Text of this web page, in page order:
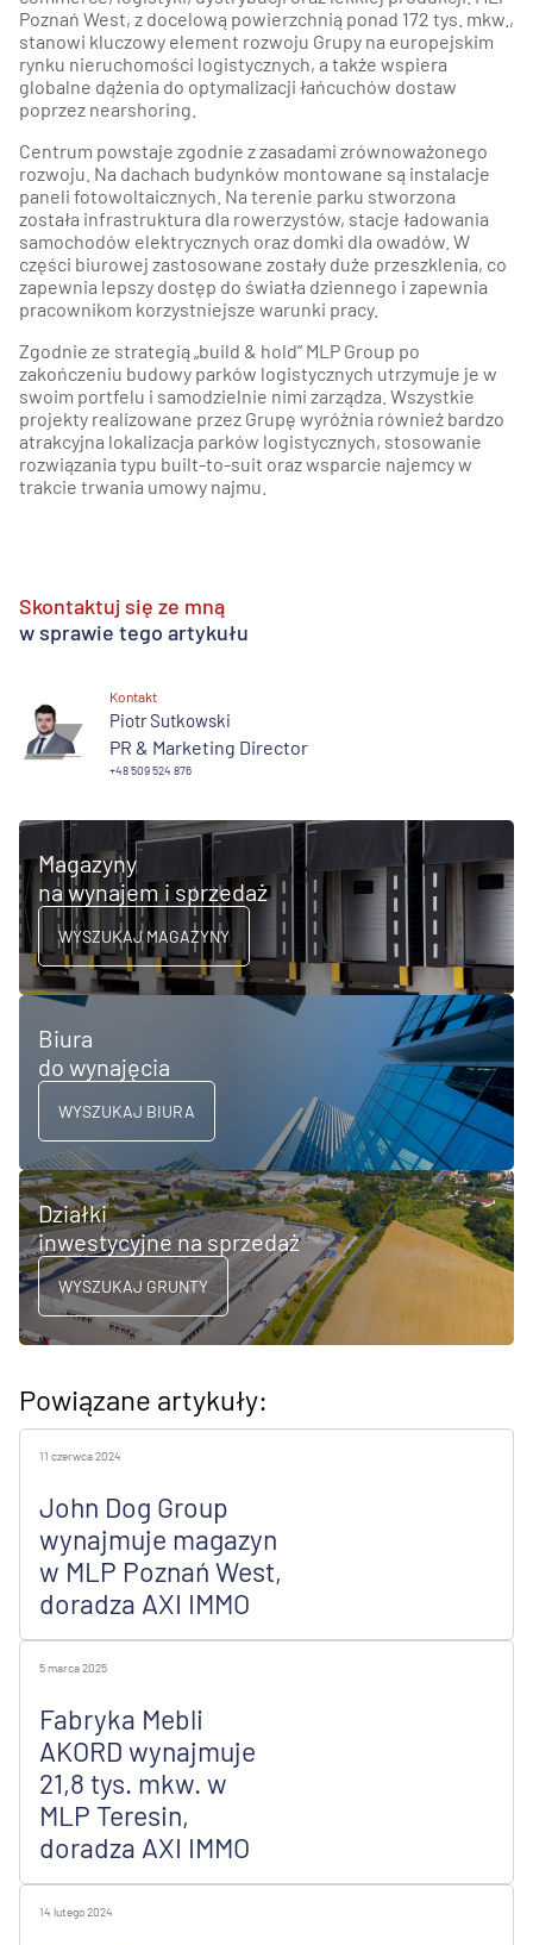
Poznań West, z docelową powierzchnią ponad 172 tys. mkw.,
stanowi kluczowy element rozwoju Grupy na europejskim
rynku nieruchomości logistycznych, a także wspiera
globalne dążenia do optymalizacji łańcuchów dostaw
poprzez nearshoring.
Centrum powstaje zgodnie z zasadami zrównoważonego
rozwoju. Na dachach budynków montowane są instalacje
paneli fotowoltaicznych. Na terenie parku stworzona
została infrastruktura dla rowerzystów, stacje ładowania
samochodów elektrycznych oraz domki dla owadów. W
części biurowej zastosowane zostały duże przeszklenia, co
zapewnia lepszy dostęp do światła dziennego i zapewnia
pracownikom korzystniejsze warunki pracy.
Zgodnie ze strategią „build & hold” MLP Group po
zakończeniu budowy parków logistycznych utrzymuje je w
swoim portfelu i samodzielnie nimi zarządza. Wszystkie
projekty realizowane przez Grupę wyróżnia również bardzo
atrakcyjna lokalizacja parków logistycznych, stosowanie
rozwiązania typu built-to-suit oraz wsparcie najemcy w
trakcie trwania umowy najmu.
Skontaktuj się ze mną
w sprawie tego artykułu
Kontakt
Piotr Sutkowski
PR & Marketing Director
+48 509 524 876
Magazyny
na wynajem i sprzedaż
WYSZUKAJ MAGAZYNY
Biura
do wynajęcia
WYSZUKAJ BIURA
Działki
inwestycyjne na sprzedaż
WYSZUKAJ GRUNTY
Powiązane artykuły:
11 czerwca 2024
John Dog Group
wynajmuje magazyn
w MLP Poznań West,
doradza AXI IMMO
5 marca 2025
Fabryka Mebli
AKORD wynajmuje
21,8 tys. mkw. w
MLP Teresin,
doradza AXI IMMO
14 lutego 2024